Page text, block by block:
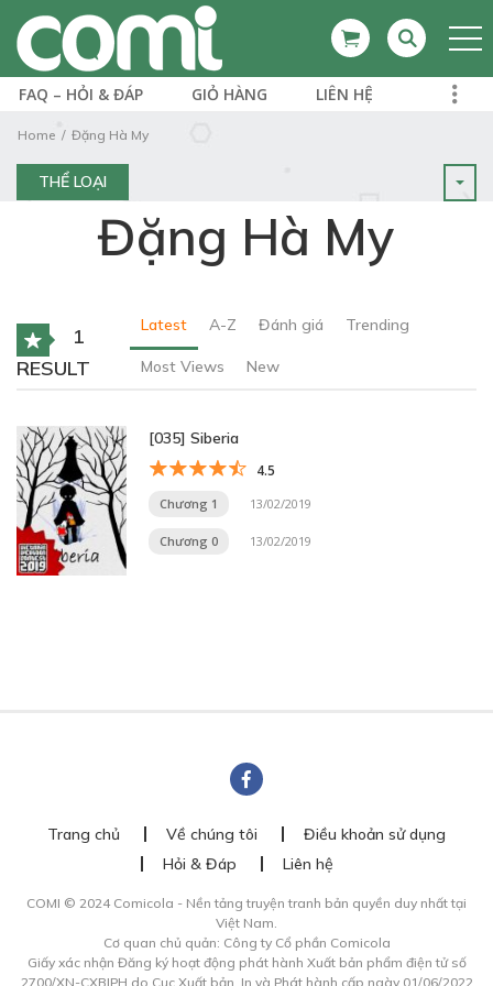
FAQ – HỎI & ĐÁP GIỎ HÀNG LIÊN HỆ
Home Đặng Hà My
THỂ LOẠI
Đặng Hà My
1
RESULT
Latest A-Z Đánh giá Trending
Most Views New
[035] Siberia
4.5
Chương 1 13/02/2019
Chương 0 13/02/2019
Trang chủ Về chúng tôi
Điều khoản sử dụng
Hỏi & Đáp
Liên hệ
COMI © 2024 Comicola - Nền tảng truyện tranh bản quyền duy nhất tại
Việt Nam.
Cơ quan chủ quản: Công ty Cổ phần Comicola
Giấy xác nhận Đăng ký hoạt động phát hành Xuất bản phẩm điện tử số
2700/XN-CXBIPH do Cục Xuất bản, In và Phát hành cấp ngày 01/06/2022